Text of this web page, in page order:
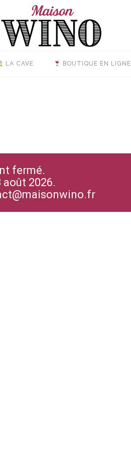
LA CAVE BOUTIQUE EN LIGNE
fermé.
2026.